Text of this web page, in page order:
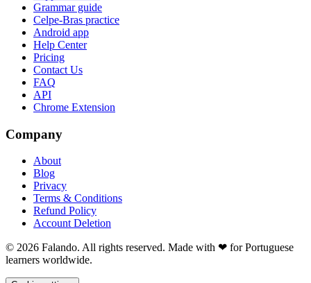
Grammar guide
Celpe-Bras practice
Android app
Help Center
Pricing
Contact Us
FAQ
API
Chrome Extension
Company
About
Blog
Privacy
Terms & Conditions
Refund Policy
Account Deletion
© 2026 Falando. All rights reserved. Made with ❤ for Portuguese
learners worldwide.